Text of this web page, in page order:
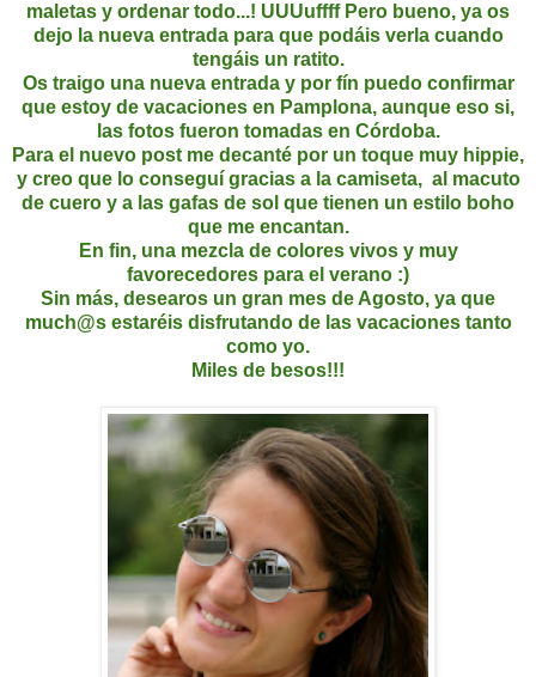
maletas y ordenar todo...! UUUuffff Pero bueno, ya os
dejo la nueva entrada para que podáis verla cuando
tengáis un ratito.
Os traigo una nueva entrada y por fín puedo confirmar
que estoy de vacaciones en Pamplona, aunque eso si,
las fotos fueron tomadas en Córdoba.
Para el nuevo post me decanté por un toque muy hippie,
y creo que lo conseguí gracias a la camiseta, al macuto
de cuero y a las gafas de sol que tienen un estilo boho
que me encantan.
En fin, una mezcla de colores vivos y muy
favorecedores para el verano :)
Sin más, desearos un gran mes de Agosto, ya que
much@s estaréis disfrutando de las vacaciones tanto
como yo.
Miles de besos!!!